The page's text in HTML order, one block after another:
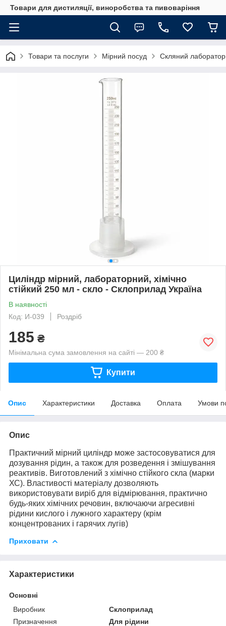
Товари для дистиляції, виноробства та пивоваріння
Товари та послуги Мірний посуд Скляний
Циліндр мірний, лабораторний, хімічно
стійкий 250 мл - скло - Склоприлад Україна
В наявності
Код: И-039
Роздріб
185 ₴
Мінімальна сума замовлення на сайті — 200 ₴
Купити
Опис Характеристики Доставка Оплата Умови
Опис
Практичний мірний циліндр може застосовуватися для
дозування рідин, а також для розведення і змішування
реактивів. Виготовлений з хімічно стійкого скла (марки
ХС). Властивості матеріалу дозволяють
використовувати виріб для відмірювання, практично
будь-яких хімічних речовин, включаючи агресивні
рідини кислого і лужного характеру (крім
концентрованих і гарячих лугів)
Приховати
Характеристики
Основні
Виробник
Склоприлад
Призначення
Для рідини